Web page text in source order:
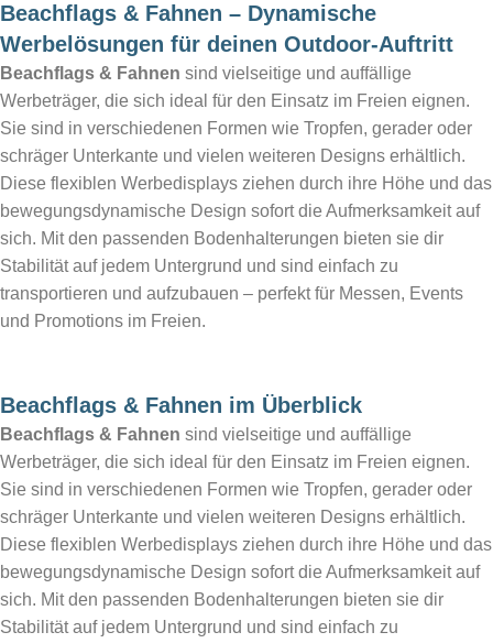
Beachflags & Fahnen – Dynamische
Werbelösungen für deinen Outdoor-Auftritt
Beachflags & Fahnen sind vielseitige und auffällige
Werbeträger, die sich ideal für den Einsatz im Freien eignen.
Sie sind in verschiedenen Formen wie Tropfen, gerader oder
schräger Unterkante und vielen weiteren Designs erhältlich.
Diese flexiblen Werbedisplays ziehen durch ihre Höhe und das
bewegungsdynamische Design sofort die Aufmerksamkeit auf
sich. Mit den passenden Bodenhalterungen bieten sie dir
Stabilität auf jedem Untergrund und sind einfach zu
transportieren und aufzubauen – perfekt für Messen, Events
und Promotions im Freien.
Beachflags & Fahnen im Überblick
Beachflags & Fahnen sind vielseitige und auffällige
Werbeträger, die sich ideal für den Einsatz im Freien eignen.
Sie sind in verschiedenen Formen wie Tropfen, gerader oder
schräger Unterkante und vielen weiteren Designs erhältlich.
Diese flexiblen Werbedisplays ziehen durch ihre Höhe und das
bewegungsdynamische Design sofort die Aufmerksamkeit auf
sich. Mit den passenden Bodenhalterungen bieten sie dir
Stabilität auf jedem Untergrund und sind einfach zu